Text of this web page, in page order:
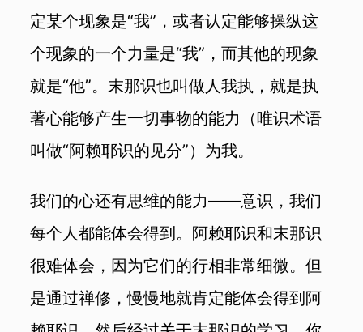
定某个现象是“我”，或者认定能够操纵这
个现象的一个力量是“我”，而其他的现象
就是“他”。末那识也叫做人我执，就是执
著心能够产生一切事物的能力（唯识术语
叫做“阿赖耶识的见分”）为我。
我们的心还有思维的能力——意识，我们
每个人都能体会得到。阿赖耶识和末那识
很难体会，因为它们的行相非常细微。但
是通过禅修，慢慢地就肯定能体会得到阿